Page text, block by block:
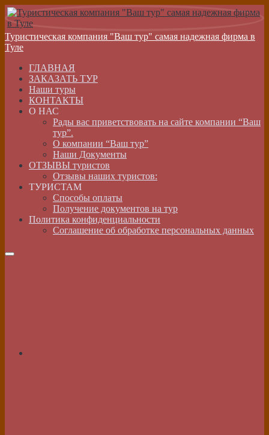
Туристическая компания "Ваш тур" самая надежная фирма в
Туле
ГЛАВНАЯ
ЗАКАЗАТЬ ТУР
Наши туры
КОНТАКТЫ
О НАС
Рады вас приветствовать на сайте компании “Ваш
тур”.
О компании “Ваш тур”
Наши Документы
ОТЗЫВЫ туристов
Отзывы наших туристов:
ТУРИСТАМ
Способы оплаты
Получение документов на тур
Политика конфиденциальности
Соглашение об обработке персональных данных